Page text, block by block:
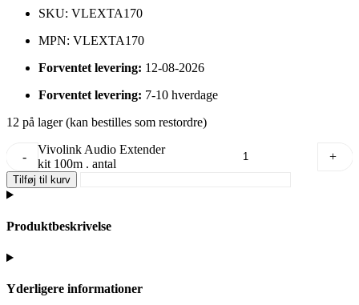
SKU: VLEXTA170
MPN: VLEXTA170
Forventet levering: 12-08-2026
Forventet levering: 7-10 hverdage
12 på lager (kan bestilles som restordre)
-
Vivolink Audio Extender
kit 100m . antal
+
Tilføj til kurv
Produktbeskrivelse
Yderligere informationer